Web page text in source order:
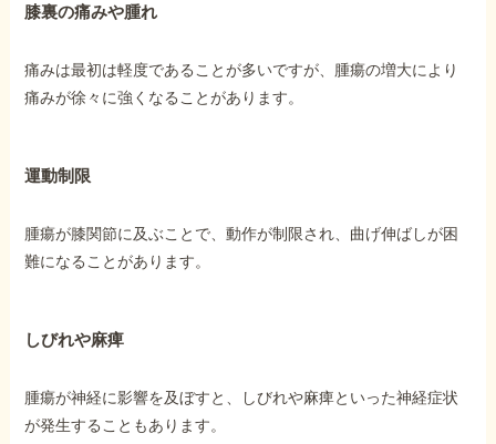
膝裏の痛みや腫れ
痛みは最初は軽度であることが多いですが、腫瘍の増大により
痛みが徐々に強くなることがあります。
運動制限
腫瘍が膝関節に及ぶことで、動作が制限され、曲げ伸ばしが困
難になることがあります。
しびれや麻痺
腫瘍が神経に影響を及ぼすと、しびれや麻痺といった神経症状
が発生することもあります。